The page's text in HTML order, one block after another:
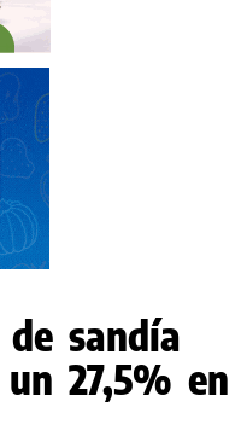
sandía
27,5% en